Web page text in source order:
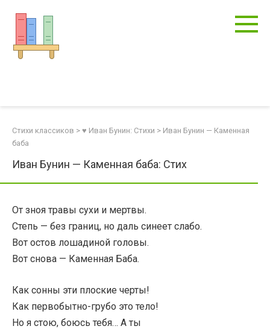
контенту
Стихи классиков > ♥ Иван Бунин: Стихи > Иван Бунин — Каменная
баба
Иван Бунин — Каменная баба: Стих
От зноя травы сухи и мертвы.
Степь — без границ, но даль синеет слабо.
Вот остов лошадиной головы.
Вот снова — Каменная Баба.
Как сонны эти плоские черты!
Как первобытно-грубо это тело!
Но я стою, боюсь тебя… А ты